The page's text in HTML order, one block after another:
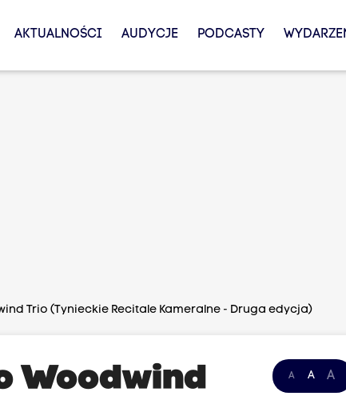
AKTUALNOŚCI AUDYCJE PODCASTY
Trio (Tynieckie Recitale Kameralne - Druga edycja)
A A A
Woodwind